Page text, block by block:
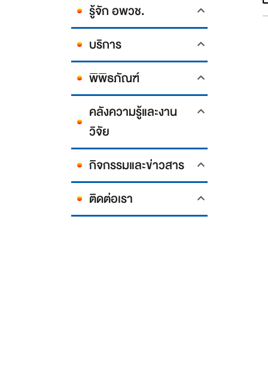
รู้จัก อพวช.
บริการ
พิพิธภัณฑ์
คลังความรู้และงาน
วิจัย
กิจกรรมและข่าวสาร
ติดต่อเรา